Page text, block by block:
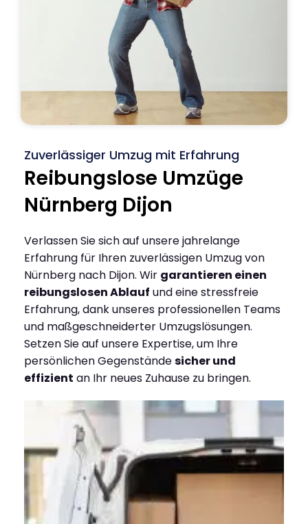
Zuverlässiger Umzug mit Erfahrung
Reibungslose Umzüge
Nürnberg Dijon
Verlassen Sie sich auf unsere jahrelange
Erfahrung für Ihren zuverlässigen Umzug von
Nürnberg nach Dijon. Wir garantieren einen
reibungslosen Ablauf und eine stressfreie
Erfahrung, dank unseres professionellen Teams
und maßgeschneiderter Umzugslösungen.
Setzen Sie auf unsere Expertise, um Ihre
persönlichen Gegenständesicher und
effizient an Ihr neues Zuhause zu bringen.